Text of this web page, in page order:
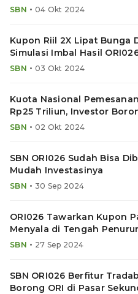
(SDG)
SBN • 04 Okt 2024
Kupon Riil 2X Lipat Bunga
Simulasi Imbal Hasil
Dikurangi Inflasi
SBN • 03 Okt 2024
Kuota Nasional
Rp25 Triliun, Investor
Triliun
SBN • 02 Okt 2024
SBN ORI026 Sudah Bisa
Mudah Investasinya
SBN • 30 Sep 2024
ORI026 Tawarkan Kupon
Menyala di Tengah
SBN • 27 Sep 2024
SBN ORI026 Berfitur
Borong ORI di Pasar